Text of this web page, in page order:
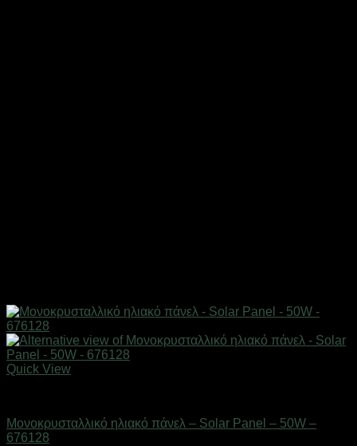
Quick View
Μονοκρυσταλλικό ηλιακό πάνελ – Solar Panel – 50W –
676128